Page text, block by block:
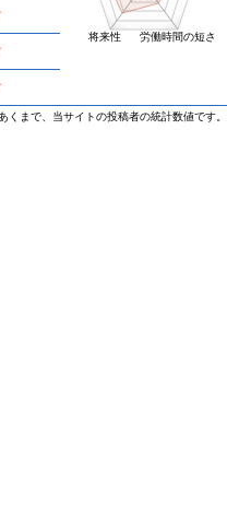
労働時間の短さ
将来性
くまで、当サイトの投稿者の統計数値です。